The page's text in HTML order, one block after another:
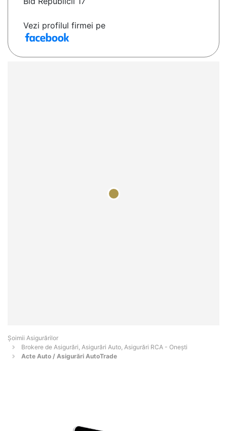
Vezi profilul firmei pe
Șoimii Asigurărilor
Brokere de Asigurări, Asigurări Auto, Asigurări RCA - Oneşti
Acte Auto / Asigurări AutoTrade